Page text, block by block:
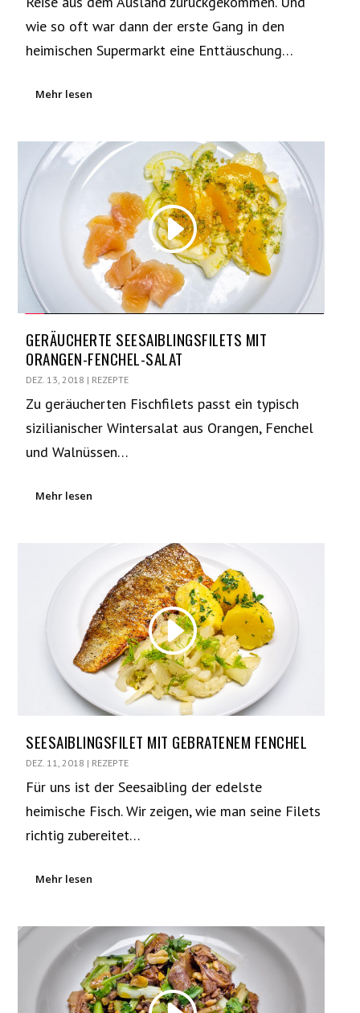
wie so oft war dann der erste Gang in den
heimischen Supermarkt eine Enttäuschung…
Mehr lesen
GERÄUCHERTE SEESAIBLINGSFILETS MIT
ORANGEN-FENCHEL-SALAT
DEZ. 13, 2018 | REZEPTE
Zu geräucherten Fischfilets passt ein typisch
sizilianischer Wintersalat aus Orangen, Fenchel
und Walnüssen…
Mehr lesen
SEESAIBLINGSFILET MIT GEBRATENEM FENCHEL
DEZ. 11, 2018 | REZEPTE
Für uns ist der Seesaibling der edelste
heimische Fisch. Wir zeigen, wie man seine Filets
richtig zubereitet…
Mehr lesen